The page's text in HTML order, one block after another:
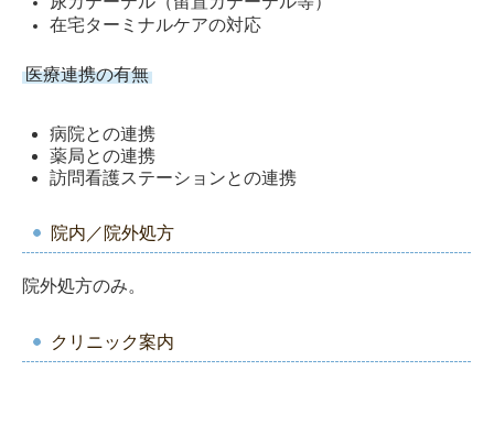
在宅ターミナルケアの対応
医療連携の有無
病院との連携
薬局との連携
訪問看護ステーションとの連携
院内／院外処方
院外処方のみ。
クリニック案内